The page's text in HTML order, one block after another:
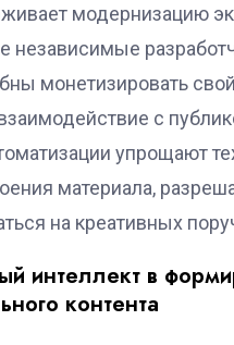
модернизацию
независимые
монетизировать
с
упрощают
материала,
на креативных
интеллект в
контента